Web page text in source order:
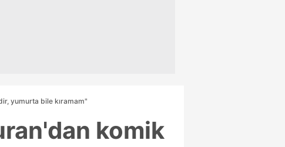
yumurta bile kıramam"
komik